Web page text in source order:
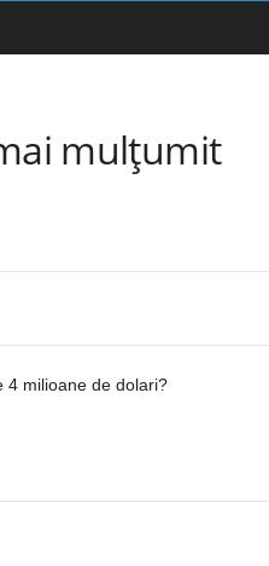
mulțumit
4 milioane de dolari?